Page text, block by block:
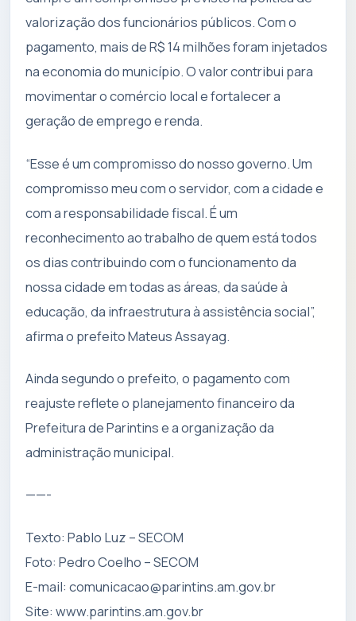
valorização dos funcionários públicos. Com o
pagamento, mais de R$ 14 milhões foram injetados
na economia do município. O valor contribui para
movimentar o comércio local e fortalecer a
geração de emprego e renda.
“Esse é um compromisso do nosso governo. Um
compromisso meu com o servidor, com a cidade e
com a responsabilidade fiscal. É um
reconhecimento ao trabalho de quem está todos
os dias contribuindo com o funcionamento da
nossa cidade em todas as áreas, da saúde à
educação, da infraestrutura à assistência social”,
afirma o prefeito Mateus Assayag.
Ainda segundo o prefeito, o pagamento com
reajuste reflete o planejamento financeiro da
Prefeitura de Parintins e a organização da
administração municipal.
——-
Texto: Pablo Luz – SECOM
Foto: Pedro Coelho – SECOM
E-mail:comunicacao@parintins.am.gov.br
Site: www.parintins.am.gov.br